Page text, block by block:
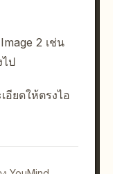
สีทองอันวิจิตร
สีงาช้าง
ลาบสีชมพูอ่อน
ด้านซ้าย ไฮไลท์
พที่มืดลงอย่างนุ่ม
สูงพิเศษ พื้นผิว
2 เช่น
ป
อียดให้ตรงไอ